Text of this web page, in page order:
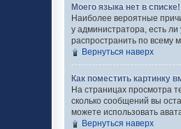
Моего языка нет в списке!
Наиболее вероятные
у администратора, есть
распространить по всему
Вернуться наверх
Как поместить картинку
На страницах просмотра
сколько сообщений вы
можете использовать
Вернуться наверх